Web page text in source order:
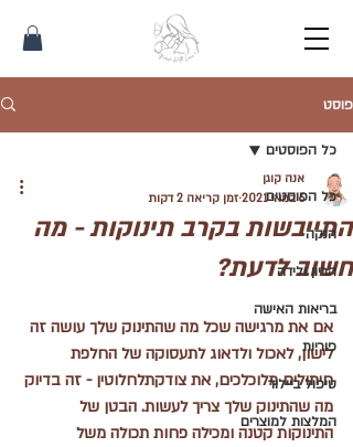
פוסט
כל הפוסטים
הנקה
הריון ולידה
בריאות האישה
פוריות
טיפול ביילוד
המלצות למוצרים
כל הפוסטים
התייבשות בקרב תינוקות - מה
חשוב לדעת?
אנה קוגן
6 במאי 2021
זמן קריאה 2 דקות
אם את מרגישה שכל מה שהתינוק שלך עושה זה
לישון, לאכול ולדאוג לתעסוקה של החלפת
חיתולים מלוכלכים, את צודקתלחלוטין - זה בדיוק
מה שהתינוק שלך צריך לעשות. הבטן של
התינוקות קטנה ומכילה פחות תכולה משל